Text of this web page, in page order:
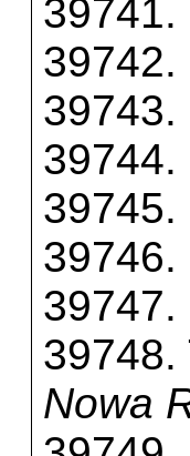
39741.
39742.
39743.
39744.
39745.
39746.
39747.
39748.
Nowa